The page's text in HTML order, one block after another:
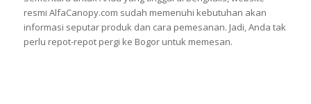
resmi AlfaCanopy.com sudah memenuhi kebutuhan akan
informasi seputar produk dan cara pemesanan. Jadi, Anda tak
perlu repot-repot pergi ke Bogor untuk memesan.